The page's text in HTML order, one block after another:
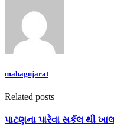
mahagujarat
Related posts
પાટણના પારેવા સર્કલ થી